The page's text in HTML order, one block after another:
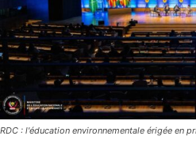
RDC : l'éducation environnementale érigée en